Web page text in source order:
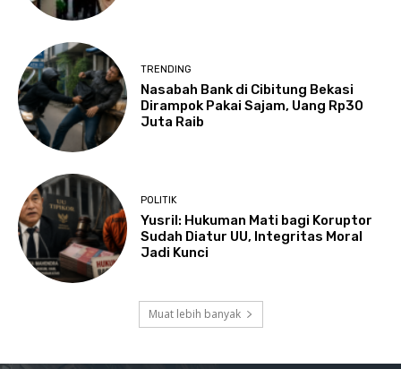
TRENDING
Nasabah Bank di Cibitung Bekasi
Dirampok Pakai Sajam, Uang Rp30
Juta Raib
POLITIK
Yusril: Hukuman Mati bagi Koruptor
Sudah Diatur UU, Integritas Moral
Jadi Kunci
Muat lebih banyak